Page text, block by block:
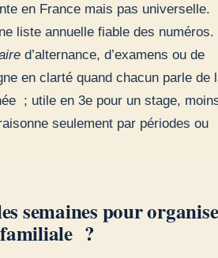
en France mais pas universelle.
liste annuelle fiable des numéros.
d’alternance, d’examens ou de
en clarté quand chacun parle de
; utile en 3e pour un stage,
seulement par périodes ou
semaines pour
familiale ?